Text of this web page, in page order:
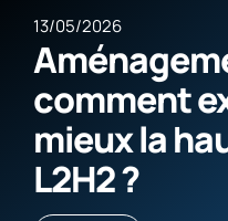
13/05/2026
comment
mieux la
L2H2 ?